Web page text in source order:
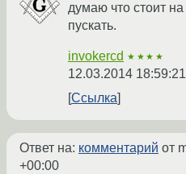
думаю что стоит
пускать.
invokercd ★★★★
12.03.2014
Ссылка
Ответ на: комментарий от
+00:00